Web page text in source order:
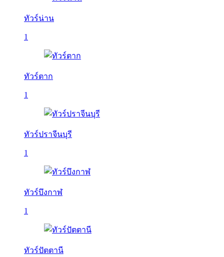
ทัวร์น่าน
1
ทัวร์ตาก
1
ทัวร์ปราจีนบุรี
1
ทัวร์บึงกาฬ
1
ทัวร์ปัตตานี